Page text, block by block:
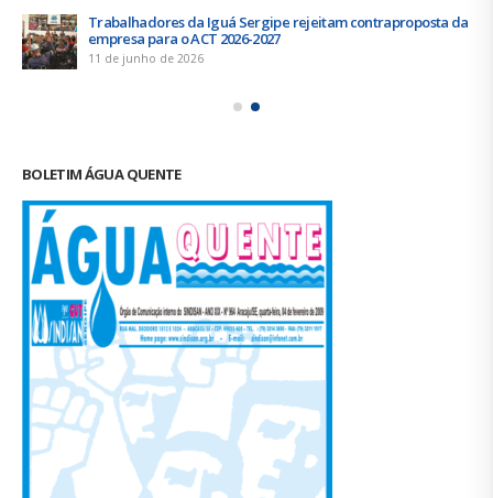
Trabalhadores da Iguá Sergipe rejeitam contraproposta da
empresa para o ACT 2026-2027
11 de junho de 2026
BOLETIM ÁGUA QUENTE